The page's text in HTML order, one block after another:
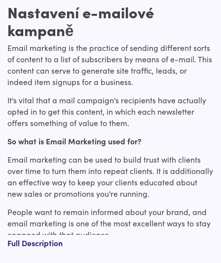
Nastavení e-mailové
kampaně
Email marketing is the practice of sending different sorts
of content to a list of subscribers by means of e-mail. This
content can serve to generate site traffic, leads, or
indeed item signups for a business.
It's vital that a mail campaign's recipients have actually
opted in to get this content, in which each newsletter
offers something of value to them.
So what is Email Marketing used for?
Email marketing can be used to build trust with clients
over time to turn them into repeat clients. It is additionally
an effective way to keep your clients educated about
new sales or promotions you're running.
People want to remain informed about your brand, and
email marketing is one of the most excellent ways to stay
engaged with that audience.
Full Description